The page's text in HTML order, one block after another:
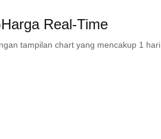
Real-Time
tampilan chart yang mencakup 1